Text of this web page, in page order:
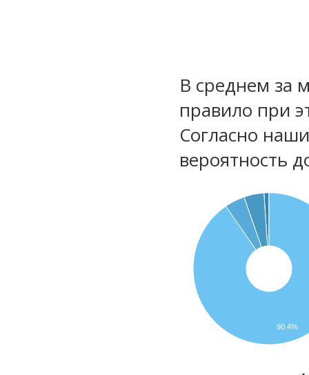
В среднем за
правило при
Согласно
вероятность
90.4%